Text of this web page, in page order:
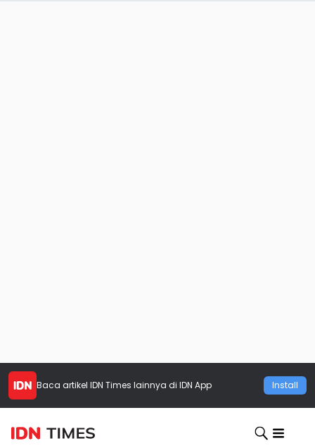
Baca artikel IDN Times lainnya di IDN App Install